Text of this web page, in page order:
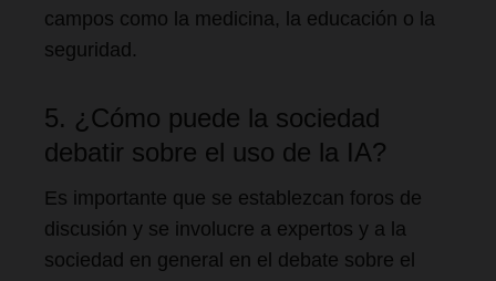
campos como la medicina, la educación o la
seguridad.
5. ¿Cómo puede la sociedad
debatir sobre el uso de la IA?
Es importante que se establezcan foros de
discusión y se involucre a expertos y a la
sociedad en general en el debate sobre el